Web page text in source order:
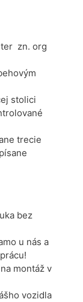
zn. org
stolici
trecie
bez
u nás a
montáž v
vozidla